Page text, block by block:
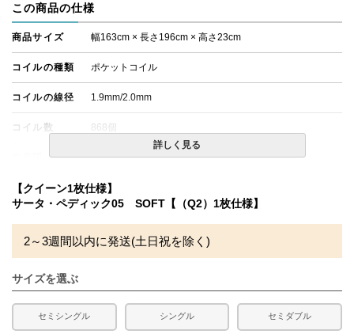
この商品の仕様
商品サイズ 幅163cm × 長さ196cm × 高さ23cm
コイルの種類 ポケットコイル
コイルの線径 1.9mm/2.0mm
コイル数 868個
日本
備考
・配達日指定ＯＫ！
※一部地域にて配達日指定が出来ない場合がございます。
発生する場合がございます。また、発送予定も変更になる
場合があります。
詳しく見る
【クイーン1枚仕様】
サータ・ペディック05 SOFT【（Q2）1枚仕様】
2～3週間以内に発送(土日祝を除く)
サイズを選ぶ
セミシングル シングル セミダブル